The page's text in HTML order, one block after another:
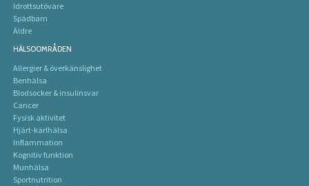
Idrottsutövare
Spädbarn
Äldre
HÄLSOOMRÅDEN
Allergier & överkänslighet
Benhälsa
Blodsocker & insulinsvar
Cancer
Fysisk aktivitet
Hjärt-kärlhälsa
Inflammation
Kognitiv funktion
Munhälsa
Sportnutrition